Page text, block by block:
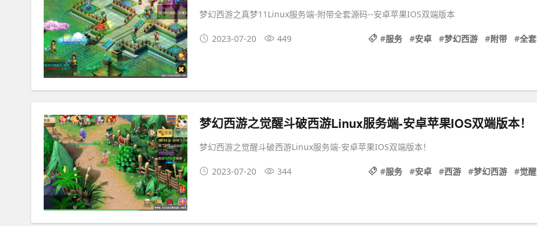
梦幻西游之真梦11Linux服务端-附带全套源码--安卓苹果IOS双端版本
2023-07-20 449 #服务 #安卓 #梦幻西游 #附带 #全套
梦幻西游之觉醒斗破西游Linux服务端-安卓苹果IOS双端版本！
梦幻西游之觉醒斗破西游Linux服务端-安卓苹果IOS双端版本！
2023-07-20 344 #服务 #安卓 #西游 #梦幻西游 #觉醒